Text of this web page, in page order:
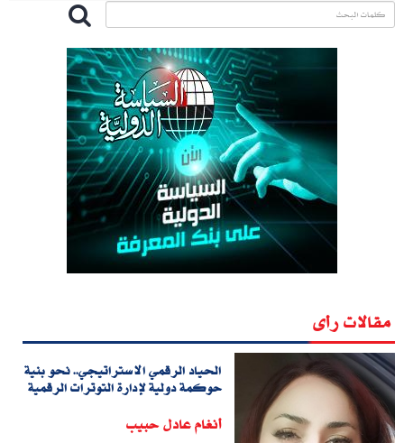
مقالات رأى
الحياد الرقمي الاستراتيجي.. نحو بنية
حوكمة دولية لإدارة التوترات الرقمية
أنغام عادل حبيب